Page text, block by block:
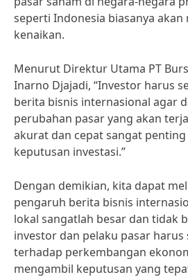
seperti Indonesia biasanya akan
kenaikan.
Menurut Direktur Utama PT
Inarno Djajadi, “Investor harus
berita bisnis internasional agar
perubahan pasar yang akan
akurat dan cepat sangat
keputusan investasi.”
Dengan demikian, kita dapat
pengaruh berita bisnis
lokal sangatlah besar dan tidak
investor dan pelaku pasar harus
terhadap perkembangan
mengambil keputusan yang